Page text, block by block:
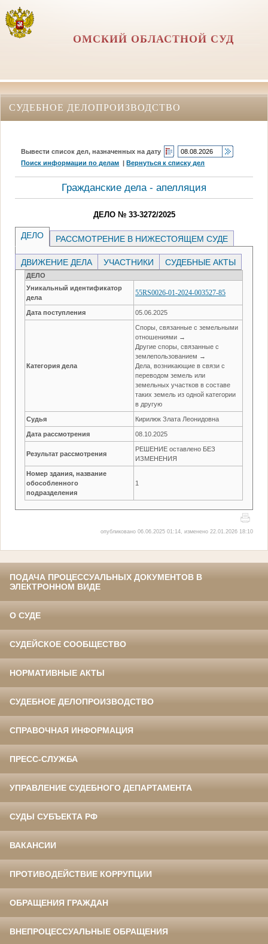
ОМСКИЙ ОБЛАСТНОЙ СУД
СУДЕБНОЕ ДЕЛОПРОИЗВОДСТВО
Вывести список дел, назначенных на дату
Поиск информации по делам |Вернуться к списку дел
Гражданские дела - апелляция
ДЕЛО № 33-3272/2025
ДЕЛО РАССМОТРЕНИЕ В НИЖЕСТОЯЩЕМ СУДЕ
ДВИЖЕНИЕ ДЕЛА УЧАСТНИКИ СУДЕБНЫЕ АКТЫ
ДЕЛО
Уникальный идентификатор
дела
55RS0026-01-2024-003527-85
Дата поступления 05.06.2025
Категория дела
Споры, связанные с земельными
отношениями →
Другие споры, связанные с
землепользованием →
Дела, возникающие в связи с
переводом земель или
земельных участков в составе
таких земель из одной категории
в другую
Судья Кирилюк Злата Леонидовна
Дата рассмотрения 08.10.2025
Результат рассмотрения
РЕШЕНИЕ оставлено БЕЗ
ИЗМЕНЕНИЯ
Номер здания, название
обособленного
подразделения
1
опубликовано 06.06.2025 01:14, изменено 22.01.2026 18:10
ПОДАЧА ПРОЦЕССУАЛЬНЫХ ДОКУМЕНТОВ В
ЭЛЕКТРОННОМ ВИДЕ
О СУДЕ
СУДЕЙСКОЕ СООБЩЕСТВО
НОРМАТИВНЫЕ АКТЫ
СУДЕБНОЕ ДЕЛОПРОИЗВОДСТВО
СПРАВОЧНАЯ ИНФОРМАЦИЯ
ПРЕСС-СЛУЖБА
УПРАВЛЕНИЕ СУДЕБНОГО ДЕПАРТАМЕНТА
СУДЫ СУБЪЕКТА РФ
ВАКАНСИИ
ПРОТИВОДЕЙСТВИЕ КОРРУПЦИИ
ОБРАЩЕНИЯ ГРАЖДАН
ВНЕПРОЦЕССУАЛЬНЫЕ ОБРАЩЕНИЯ